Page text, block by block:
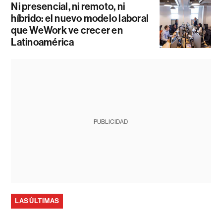
Ni presencial, ni remoto, ni
híbrido: el nuevo modelo laboral
que WeWork ve crecer en
Latinoamérica
PUBLICIDAD
LAS ÚLTIMAS